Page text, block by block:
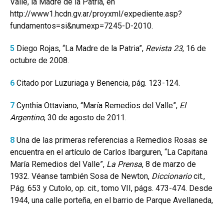
Valle, la Madre de la Patria, en
http://www1.hcdn.gv.ar/proyxml/expediente.asp?
fundamentos=si&numexp=7245-D-2010.
5 Diego Rojas, “La Madre de la Patria”, Revista 23, 16 de
octubre de 2008.
6 Citado por Luzuriaga y Benencia, pág. 123-124.
7 Cynthia Ottaviano, “María Remedios del Valle”, El
Argentino, 30 de agosto de 2011.
8 Una de las primeras referencias a Remedios Rosas se
encuentra en el artículo de Carlos Ibarguren, “La Capitana
María Remedios del Valle”, La Prensa, 8 de marzo de
1932. Véanse también Sosa de Newton, Diccionariocit.,
Pág. 653 y Cutolo, op. cit., tomo VII, págs. 473-474. Desde
1944, una calle porteña, en el barrio de Parque Avellaneda,